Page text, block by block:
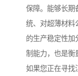
保障。能够长期
统、对超薄材料
的生产稳定性加
制能力，也是衡
如果您正在寻找